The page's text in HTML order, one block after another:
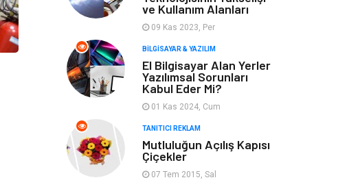
Yazılım
Hizmet Finans & Ekonomi
Aksesuar Ambalaj
Hediyelik Eşya
Endüstriyel
Ürünler
Bilişim
ve Kullanım Alanları
09 Kas 2023, Per
BILGISAYAR & YAZILIM
El Bilgisayar Alan Yerler
Yazılımsal Sorunları
Kabul Eder Mi?
01 Kas 2024, Cum
TANITICI REKLAM
Mutluluğun Açılış Kapısı
Çiçekler
07 Tem 2015, Sal